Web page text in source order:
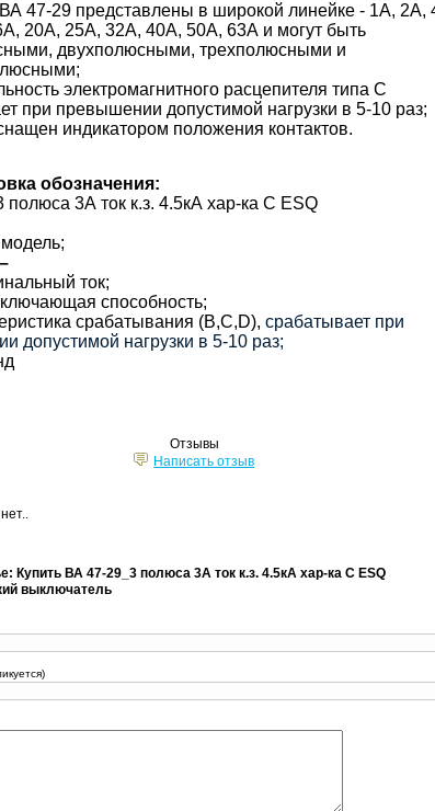
47-29 представлены в широкой линейке - 1А, 2А,
20А, 25А, 32А, 40А, 50А, 63А и могут быть
двухполюсными, трехполюсными и
электромагнитного расцепителя типа С
при превышении допустимой нагрузки в 5-10 раз;
индикатором положения контактов.
обозначения:
полюса 3А ток к.з. 4.5кА хар-ка С ESQ
модель;
ток;
способность;
срабатывания (B,C,D), срабатывает при
допустимой нагрузки в 5-10 раз;
Отзывы
Написать отзыв
Купить ВА 47-29_3 полюса 3А ток к.з. 4.5кА хар-ка С ESQ
выключатель